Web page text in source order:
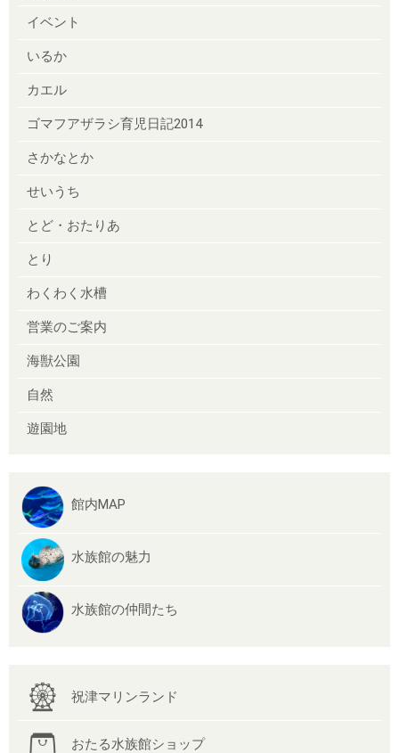
イベント
いるか
カエル
ゴマフアザラシ育児日記2014
さかなとか
せいうち
とど・おたりあ
とり
わくわく水槽
営業のご案内
海獣公園
自然
遊園地
館内MAP
水族館の魅力
水族館の仲間たち
祝津マリンランド
おたる水族館ショップ